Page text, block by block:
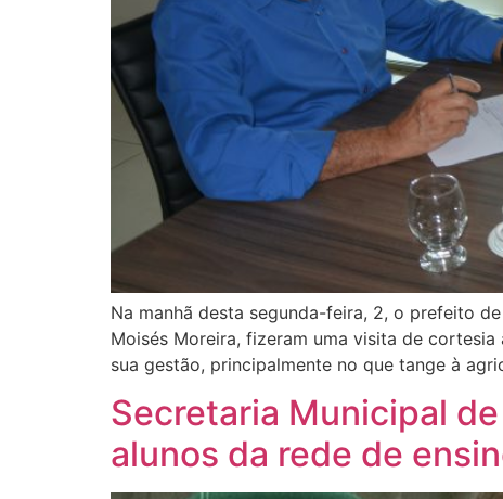
Na manhã desta segunda-feira, 2, o prefeito
Moisés Moreira, fizeram uma visita de
sua gestão, principalmente no que tange à
Secretaria Municipal
alunos da rede de